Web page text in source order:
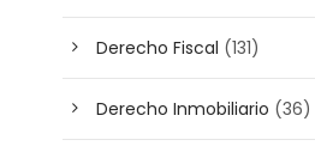
Derecho Fiscal (131)
Derecho Inmobiliario (36)